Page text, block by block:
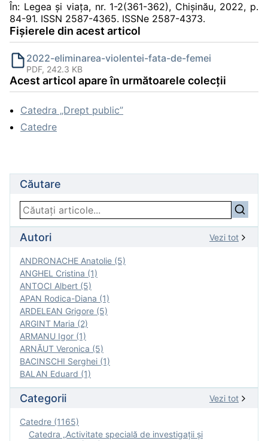
În: Legea și viața, nr. 1-2(361-362), Chișinău, 2022, p.
84-91. ISSN 2587-4365. ISSNe 2587-4373.
Fișierele din acest articol
2022-eliminarea-violentei-fata-de-femei
PDF, 242.3 KB
Acest articol apare în următoarele colecții
Catedra „Drept public”
Catedre
Căutare
Autori Vezi tot
ANDRONACHE Anatolie (5)
ANGHEL Cristina (1)
ANTOCI Albert (5)
APAN Rodica-Diana (1)
ARDELEAN Grigore (5)
ARGINT Maria (2)
ARMANU Igor (1)
ARNĂUT Veronica (5)
BACINSCHI Serghei (1)
BALAN Eduard (1)
Categorii Vezi tot
Catedre (1165)
Catedra „Activitate specială de investigaţii şi